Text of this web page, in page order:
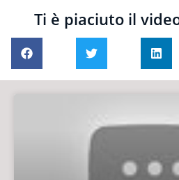
Ti è piaciuto il